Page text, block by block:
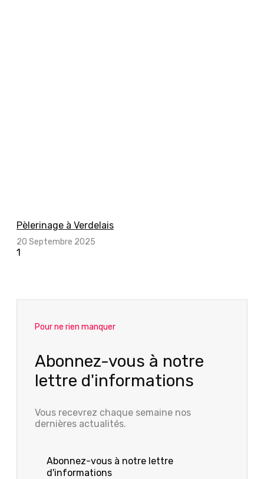
Pèlerinage à Verdelais
20 Septembre 2025
Pour ne rien manquer
Abonnez-vous à notre
lettre d'informations
Vous recevrez chaque semaine nos
dernières actualités.
Abonnez-vous à notre lettre
d'informations